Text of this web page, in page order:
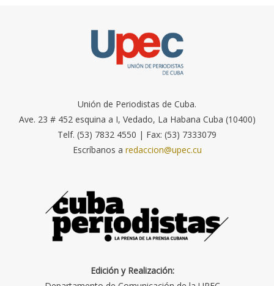
Unión de Periodistas de Cuba.
Ave. 23 # 452 esquina a I, Vedado, La Habana Cuba (10400)
Telf. (53) 7832 4550 | Fax: (53) 7333079
Escríbanos a redaccion@upec.cu
Edición y Realización: